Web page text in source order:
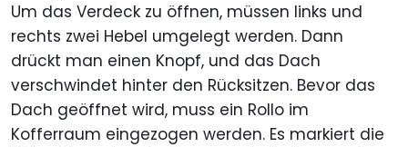
Um das Verdeck zu öffnen, müssen links und
rechts zwei Hebel umgelegt werden. Dann
drückt man einen Knopf, und das Dach
verschwindet hinter den Rücksitzen. Bevor das
Dach geöffnet wird, muss ein Rollo im
Kofferraum eingezogen werden. Es markiert die